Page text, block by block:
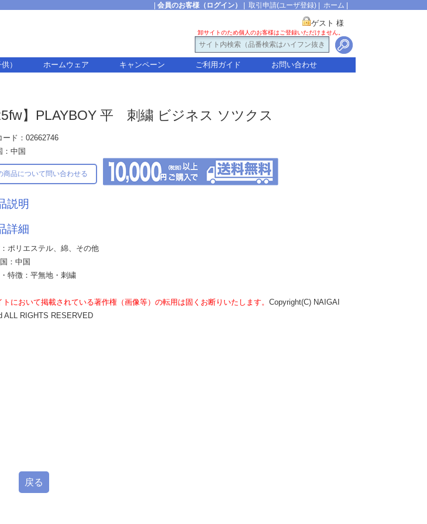
会員のお客様（ログイン） 取引申請(ユーザ登録) ホーム
ゲスト 様
卸サイトのため個人のお客様はご登録いただけません。
） ホームウェア キャンペーン ご利用ガイド お問い合わせ
】PLAYBOY 平 刺繍 ビジネス ソツクス
ード：02662746
：中国
商品について問い合わせる
説明
詳細
ポリエステル、綿、その他
：中国
特徴：平無地・刺繍
トにおいて掲載されている著作権（画像等）の転用は固くお断りいたします。Copyright(C) NAIGAI
ALL RIGHTS RESERVED
戻る